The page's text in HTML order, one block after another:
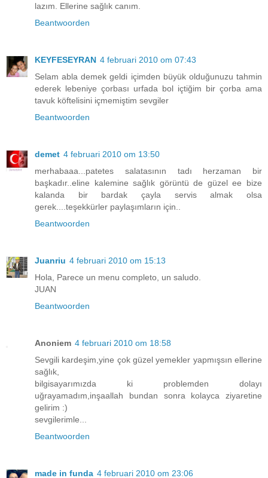
lazım. Ellerine sağlık canım.
Beantwoorden
KEYFESEYRAN 4 februari 2010 om 07:43
Selam abla demek geldi içimden büyük olduğunuzu tahmin
ederek lebeniye çorbası urfada bol içtiğim bir çorba ama
tavuk köftelisini içmemiştim sevgiler
Beantwoorden
demet 4 februari 2010 om 13:50
merhabaaa...patetes salatasının tadı herzaman bir
başkadır..eline kalemine sağlık görüntü de güzel ee bize
kalanda bir bardak çayla servis almak olsa
gerek....teşekkürler paylaşımların için..
Beantwoorden
Juanriu 4 februari 2010 om 15:13
Hola, Parece un menu completo, un saludo.
JUAN
Beantwoorden
Anoniem 4 februari 2010 om 18:58
Sevgili kardeşim,yine çok güzel yemekler yapmışsın ellerine
sağlık,
bilgisayarımızda ki problemden dolayı
uğrayamadım,inşaallah bundan sonra kolayca ziyaretine
gelirim :)
sevgilerimle...
Beantwoorden
made in funda 4 februari 2010 om 23:06